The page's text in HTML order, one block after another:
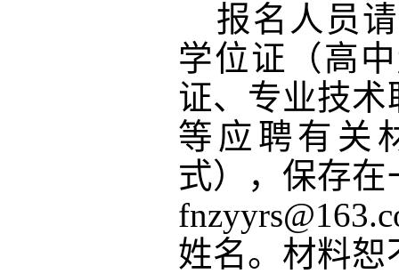
报名人员
学位证 （高
证、专业技
等应聘有关
式），保存
姓名。材料恕